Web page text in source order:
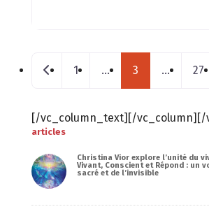
Posts navigation
Nouveaux postes
1 … 3 … 27
[/vc_column_text][/vc_column][/
articles
Christina Vior explore l’unité du
Vivant, Conscient et Répond : un
sacré et de l’invisible